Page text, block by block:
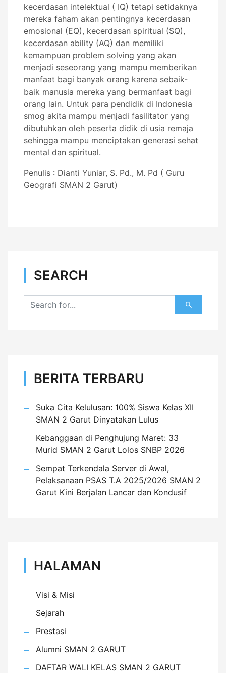
kecerdasan intelektual ( IQ) tetapi setidaknya
mereka faham akan pentingnya kecerdasan
emosional (EQ), kecerdasan spiritual (SQ),
kecerdasan ability (AQ) dan memiliki
kemampuan problem solving yang akan
menjadi seseorang yang mampu memberikan
manfaat bagi banyak orang karena sebaik-
baik manusia mereka yang bermanfaat bagi
orang lain. Untuk para pendidik di Indonesia
smog akita mampu menjadi fasilitator yang
dibutuhkan oleh peserta didik di usia remaja
sehingga mampu menciptakan generasi sehat
mental dan spiritual.
Penulis : Dianti Yuniar, S. Pd., M. Pd ( Guru
Geografi SMAN 2 Garut)
SEARCH
BERITA TERBARU
Suka Cita Kelulusan: 100% Siswa Kelas XII
SMAN 2 Garut Dinyatakan Lulus
Kebanggaan di Penghujung Maret: 33
Murid SMAN 2 Garut Lolos SNBP 2026
Sempat Terkendala Server di Awal,
Pelaksanaan PSAS T.A 2025/2026 SMAN 2
Garut Kini Berjalan Lancar dan Kondusif
HALAMAN
Visi & Misi
Sejarah
Prestasi
Alumni SMAN 2 GARUT
DAFTAR WALI KELAS SMAN 2 GARUT